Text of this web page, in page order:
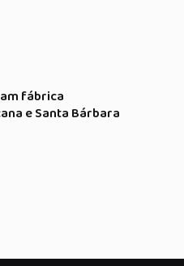
fábrica
e Santa Bárbara